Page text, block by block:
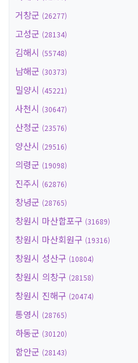
거창군 (26277)
고성군 (28134)
김해시 (55748)
남해군 (30373)
밀양시 (45221)
사천시 (30647)
산청군 (23576)
양산시 (29516)
의령군 (19098)
진주시 (62876)
창녕군 (28765)
창원시 마산합포구 (31689)
창원시 마산회원구 (19316)
창원시 성산구 (10804)
창원시 의창구 (28158)
창원시 진해구 (20474)
통영시 (28765)
하동군 (30120)
함안군 (28143)